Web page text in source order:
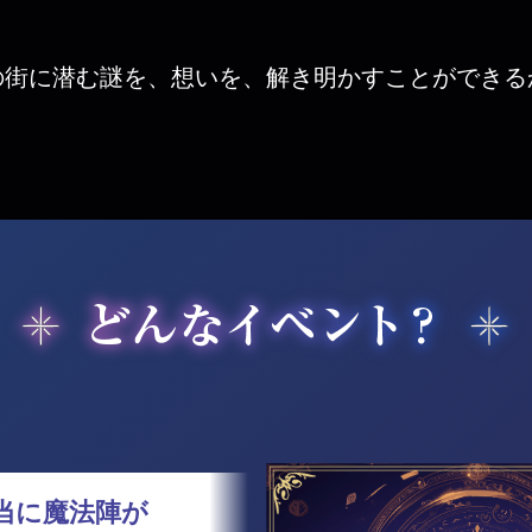
に潜む謎を、想いを、解き明かすことができ
に魔法陣が